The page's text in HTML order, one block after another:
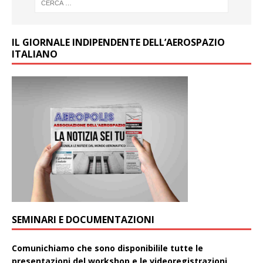
IL GIORNALE INDIPENDENTE DELL’AEROSPAZIO
ITALIANO
SEMINARI E DOCUMENTAZIONI
Comunichiamo che sono disponibilile tutte le